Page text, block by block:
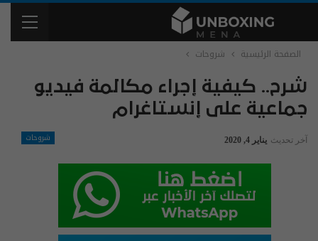
الصفحة الرئيسية شروحات
شرح.. كيفية إجراء مكالمة فيديو
جماعية على إنستاغرام
شروحات آخر تحديث يناير 4, 2020